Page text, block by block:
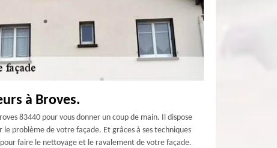
à Broves.
83440 pour vous donner un coup de main. Il dispose
problème de votre façade. Et grâces à ses techniques
faire le nettoyage et le ravalement de votre façade.